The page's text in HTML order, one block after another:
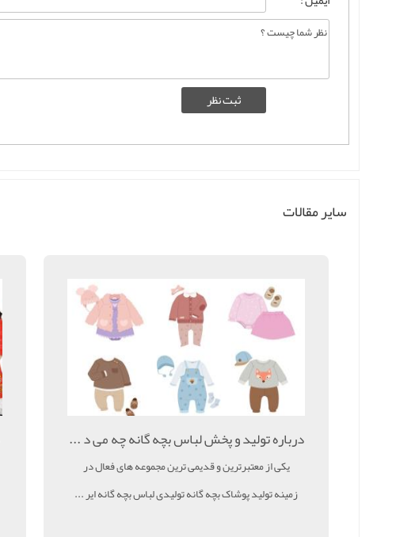
سایر مقالات
درباره تولید و پخش لباس بچه گانه چه می د ...
یکی از معتبرترین و قدیمی ترین مجموعه های فعال در
زمینه تولید پوشاک بچه گانه تولیدی لباس بچه گانه ایر ...